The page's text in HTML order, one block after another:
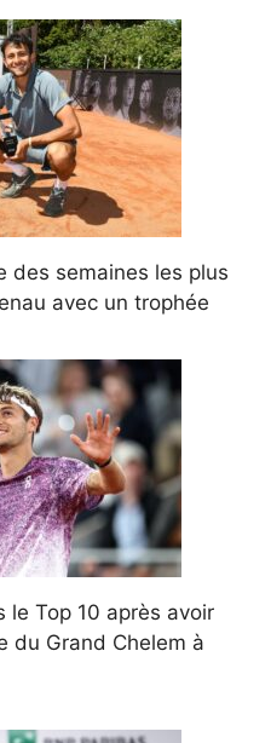
des semaines les plus
avec un trophée
le Top 10 après avoir
du Grand Chelem à